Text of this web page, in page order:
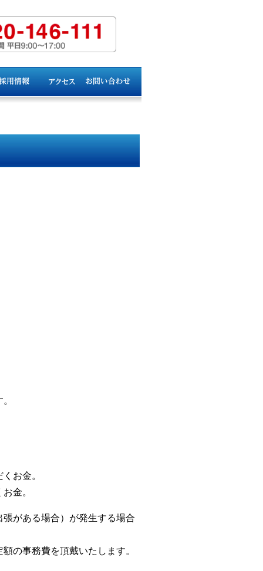
お金。
金。
がある場合）が発生する場合
の事務費を頂戴いたします。